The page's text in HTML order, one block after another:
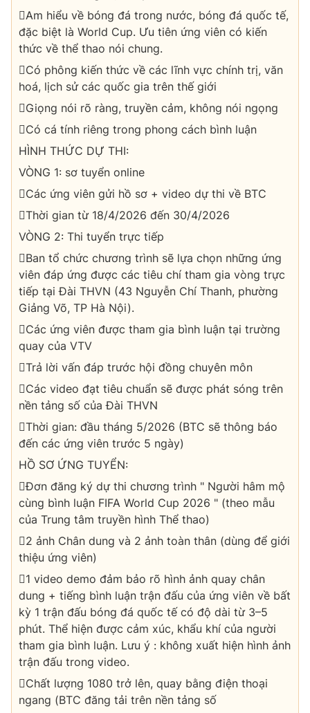
Am hiểu về bóng đá trong nước, bóng đá quốc tế,
đặc biệt là World Cup. Ưu tiên ứng viên có kiến
thức về thể thao nói chung.
Có phông kiến thức về các lĩnh vực chính trị, văn
hoá, lịch sử các quốc gia trên thế giới
Giọng nói rõ ràng, truyền cảm, không nói ngọng
Có cá tính riêng trong phong cách bình luận
HÌNH THỨC DỰ THI:
VÒNG 1: sơ tuyển online
Các ứng viên gửi hồ sơ + video dự thi về BTC
Thời gian từ 18/4/2026 đến 30/4/2026
VÒNG 2: Thi tuyển trực tiếp
Ban tổ chức chương trình sẽ lựa chọn những ứng
viên đáp ứng được các tiêu chí tham gia vòng trực
tiếp tại Đài THVN (43 Nguyễn Chí Thanh, phường
Giảng Võ, TP Hà Nội).
Các ứng viên được tham gia bình luận tại trường
quay của VTV
Trả lời vấn đáp trước hội đồng chuyên môn
Các video đạt tiêu chuẩn sẽ được phát sóng trên
nền tảng số của Đài THVN
Thời gian: đầu tháng 5/2026 (BTC sẽ thông báo
đến các ứng viên trước 5 ngày)
HỒ SƠ ỨNG TUYỂN:
Đơn đăng ký dự thi chương trình " Người hâm mộ
cùng bình luận FIFA World Cup 2026 " (theo mẫu
của Trung tâm truyền hình Thể thao)
2 ảnh Chân dung và 2 ảnh toàn thân (dùng để giới
thiệu ứng viên)
1 video demo đảm bảo rõ hình ảnh quay chân
dung + tiếng bình luận trận đấu của ứng viên về bất
kỳ 1 trận đấu bóng đá quốc tế có độ dài từ 3–5
phút. Thể hiện được cảm xúc, khẩu khí của người
tham gia bình luận. Lưu ý : không xuất hiện hình ảnh
trận đấu trong video.
Chất lượng 1080 trở lên, quay bằng điện thoại
ngang (BTC đăng tải trên nền tảng số